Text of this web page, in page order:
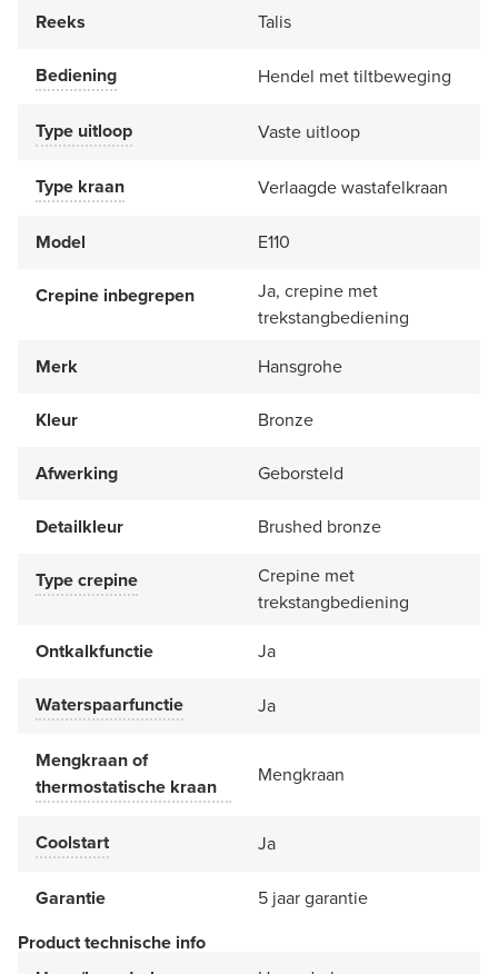
Reeks
Talis
Bediening Hendel met tiltbeweging
Type uitloop Vaste uitloop
Type kraan Verlaagde wastafelkraan
Model E110
Crepine inbegrepen
Ja, crepine met
trekstangbediening
Merk
Hansgrohe
Kleur Bronze
Afwerking Geborsteld
Detailkleur Brushed bronze
Type crepine
Crepine met
trekstangbediening
Ontkalkfunctie
Ja
Waterspaarfunctie Ja
Mengkraan of
thermostatische kraan
Mengkraan
Coolstart Ja
Garantie
5 jaar garantie
Product technische info